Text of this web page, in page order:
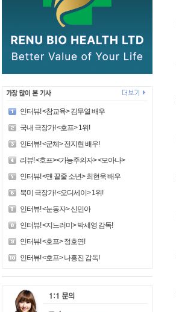
인터뷰! <참교육> 김무열 배우
국내 극장가! <호프> 1위!
인터뷰! <군체> 전지현 배우!
리뷰! <호프><가능주의자> <모아나>
인터뷰! <맨 끝줄 소년> 최현욱 배우
북미 극장가! <오디세이> 1위!
인터뷰! <눈동자> 신민아
인터뷰! <지느러미> 박세영 감독!
인터뷰! <호프> 정호연!
인터뷰! <호프> 나홍진 감독!